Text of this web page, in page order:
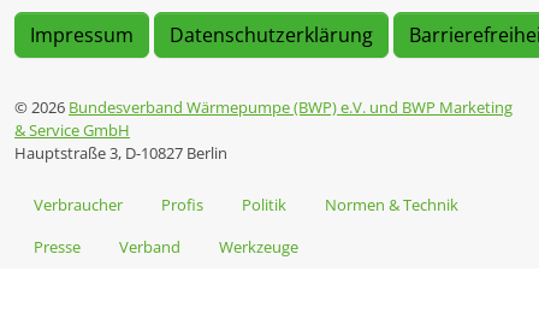
Impressum Datenschutzerklärung
© 2026 Bundesverband Wärmepumpe (BWP) e.V. und BWP Marketing
& Service GmbH
Hauptstraße 3, D-10827 Berlin
Verbraucher Profis Politik
Normen & Technik
Presse
Verband Werkzeuge